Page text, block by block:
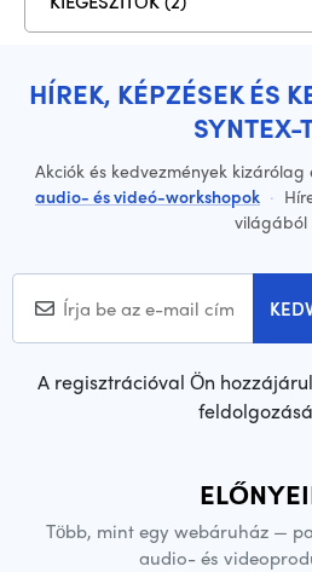
HÍREK, KÉPZÉSEK ÉS
SYNTEX-
Akciók és kedvezmények kizárólag
audio- és videó-workshopok ·
világából
A regisztrációval Ön
Több, mint egy webáruház —
audio- és